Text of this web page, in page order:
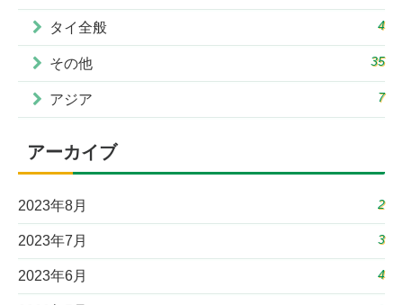
タイ全般 4
その他 35
アジア 7
アーカイブ
2023年8月 2
2023年7月 3
2023年6月 4